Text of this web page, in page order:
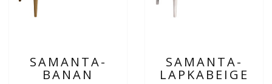
SAMANTA-
BANAN
SAMANTA-
LAPKABEIGE